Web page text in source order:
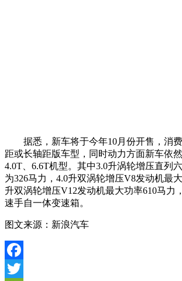
据悉，新车将于今年10月份开售，消费
距或长轴距版车型，同时动力方面新车依然
4.0T、6.6T机型。其中3.0升涡轮增压直列
为326马力，4.0升双涡轮增压V8发动机最
升双涡轮增压V12发动机最大功率610马力
速手自一体变速箱。
图文来源：新浪汽车
Facebook